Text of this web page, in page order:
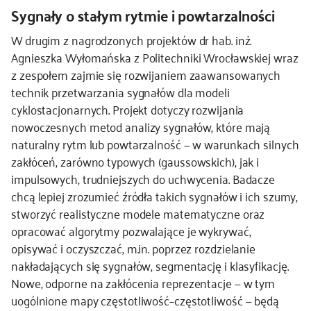
Sygnały o stałym rytmie i powtarzalności
W drugim z nagrodzonych projektów dr hab. inż.
Agnieszka Wyłomańska z Politechniki Wrocławskiej wraz
z zespołem zajmie się rozwijaniem zaawansowanych
technik przetwarzania sygnałów dla modeli
cyklostacjonarnych. Projekt dotyczy rozwijania
nowoczesnych metod analizy sygnałów, które mają
naturalny rytm lub powtarzalność — w warunkach silnych
zakłóceń, zarówno typowych (gaussowskich), jak i
impulsowych, trudniejszych do uchwycenia. Badacze
chcą lepiej zrozumieć źródła takich sygnałów i ich szumy,
stworzyć realistyczne modele matematyczne oraz
opracować algorytmy pozwalające je wykrywać,
opisywać i oczyszczać, m.in. poprzez rozdzielanie
nakładających się sygnałów, segmentację i klasyfikację.
Nowe, odporne na zakłócenia reprezentacje — w tym
uogólnione mapy częstotliwość–częstotliwość — będą